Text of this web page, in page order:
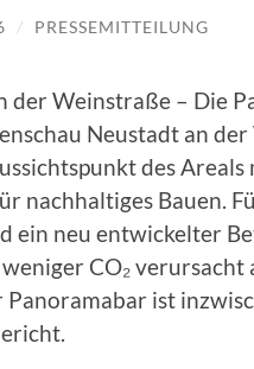
/ PRESSEMITTEILUNG
der Weinstraße – Die
Neustadt an
des
nachhaltiges Bauen.
ein neu entwickelter
CO₂
Panoramabar ist